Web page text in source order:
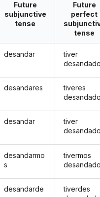
Future
subjunctive
tense
desandar
desandares
desandar
desandarmo
s
desandarde
Future
perfect
tense
tiver
desandado
tiveres
desandado
tiver
desandado
tivermos
desandado
tiverdes